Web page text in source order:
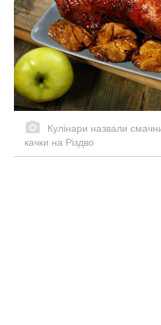
Кулінари назвали
качки на Різдво